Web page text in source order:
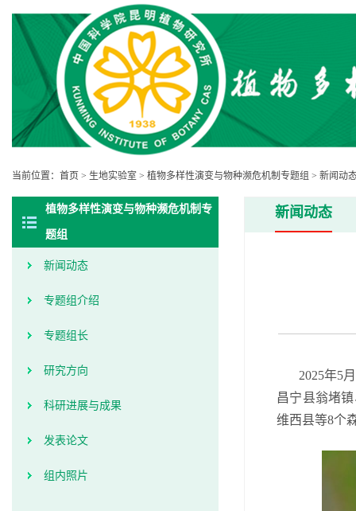
当前位置： 首页 > 生地实验室 > 植物多样性演变与物种濒危机制专题组 > 新闻动
植物多样性演变与物种濒危机制专
题组
新闻动态
专题组介绍
专题组长
研究方向
科研进展与成果
发表论文
组内照片
新闻动态
2025年5月
昌宁县翁堵
维西县等8个